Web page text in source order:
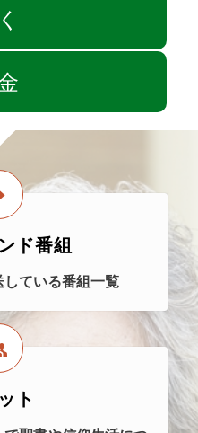
ド番組
ている番組一覧
ト